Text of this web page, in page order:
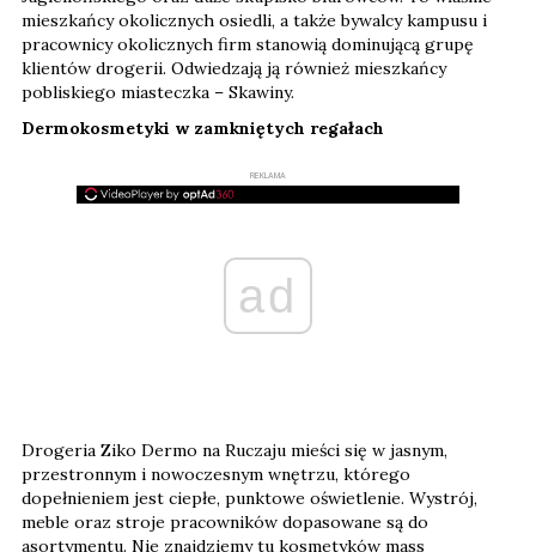
mieszkańcy okolicznych osiedli, a także bywalcy kampusu i
pracownicy okolicznych firm stanowią dominującą grupę
klientów drogerii. Odwiedzają ją również mieszkańcy
pobliskiego miasteczka – Skawiny.
Dermokosmetyki w zamkniętych regałach
REKLAMA
ad
Drogeria Ziko Dermo na Ruczaju mieści się w jasnym,
przestronnym i nowoczesnym wnętrzu, którego
dopełnieniem jest ciepłe, punktowe oświetlenie. Wystrój,
meble oraz stroje pracowników dopasowane są do
asortymentu. Nie znajdziemy tu kosmetyków mass